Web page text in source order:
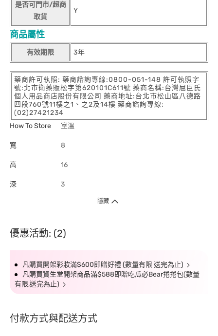
是否可門市/超商
取貨
Y
商品屬性
有效期限 3年
藥商許可執照: 藥商諮詢專線:0800-051-148 許可執照字
號:北市衛藥販松字第620101C611號 藥商名稱:台灣屈臣氏
個人用品商店股份有限公司 藥商地址:台北市松山區八德路
四段760號11樓之1、之2及14樓 藥商諮詢專線:
(02)27421234
How To Store
室溫
寬 8
高 16
深 3
隱藏
優惠活動: (2)
凡購買開架彩妝滿$600即贈好禮 (數量有限 送完為止)
凡購買資生堂開架商品滿$588即贈吃瓜必Bear捲捲包(數量
有限,送完為止)
付款方式與配送方式